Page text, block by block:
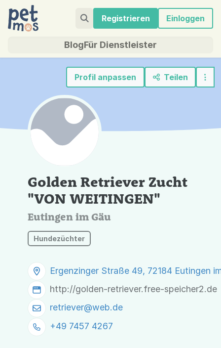
Registrieren Einloggen
BlogFür Dienstleister
Profil anpassen Teilen
Golden Retriever Zucht
"VON WEITINGEN"
Eutingen im Gäu
Hundezüchter
Ergenzinger Straße 49, 72184 Eutingen
http://golden-retriever.free-speicher2.de
retriever@web.de
+49 7457 4267